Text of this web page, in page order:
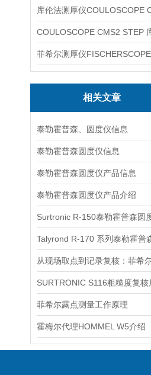
相关文章
泰勒霍普森、圆度仪信息
泰勒霍普森圆度仪信息
泰勒霍普森圆度仪产品信息
泰勒霍普森圆度仪产品介绍
菲希尔露点测量工作原理
霍梅尔代理HOMMEL W5介绍